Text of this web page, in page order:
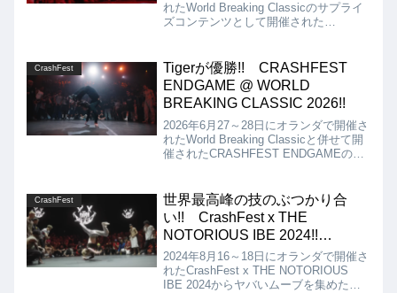
れたWorld Breaking Classicのサプライ
ズコンテンツとして開催された
Damaniの優勝となりました!!
CrashFest
Tigerが優勝!! CRASHFEST
ENDGAME @ WORLD
BREAKING CLASSIC 2026!!
2026年6月27～28日にオランダで開催さ
れたWorld Breaking Classicと併せて開
催されたCRASHFEST ENDGAMEの
の動画は先んじて紹介していましたが、
FULL BATTLEの映像を見ると、
HYPEST MOMENTSには収録されてい
なかった数多くの激ヤバいムーブを堪能
できます!!
CrashFest
世界最高峰の技のぶつかり合
い!! CrashFest x THE
NOTORIOUS IBE 2024!!
【HYPEST MOMENTS】
2024年8月16～18日にオランダで開催さ
れたCrashFest x THE NOTORIOUS
IBE 2024からヤバいムーブを集めた動